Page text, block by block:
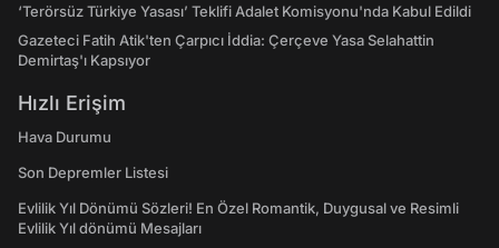
‘Terörsüz Türkiye Yasası’ Teklifi Adalet Komisyonu'nda Kabul Edildi
Gazeteci Fatih Atik'ten Çarpıcı İddia: Çerçeve Yasa Selahattin
Demirtaş'ı Kapsıyor
Hızlı Erişim
Hava Durumu
Son Depremler Listesi
Evlilik Yıl Dönümü Sözleri! En Özel Romantik, Duygusal ve Resimli
Evlilik Yıl dönümü Mesajları